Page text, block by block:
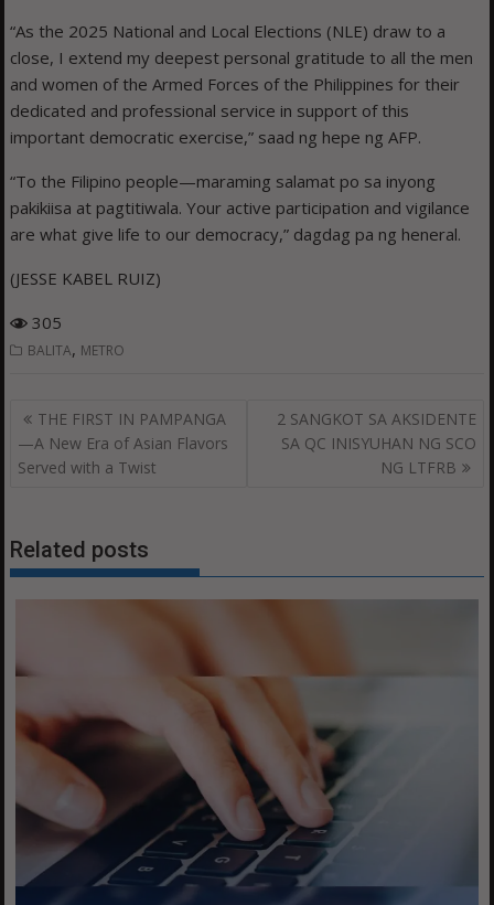
“As the 2025 National and Local Elections (NLE) draw to a
close, I extend my deepest personal gratitude to all the men
and women of the Armed Forces of the Philippines for their
dedicated and professional service in support of this
important democratic exercise,” saad ng hepe ng AFP.
“To the Filipino people—maraming salamat po sa inyong
pakikiisa at pagtitiwala. Your active participation and vigilance
are what give life to our democracy,” dagdag pa ng heneral.
(JESSE KABEL RUIZ)
305
BALITA, METRO
Post
navigation
THE FIRST IN PAMPANGA
—A New Era of Asian Flavors
Served with a Twist
2 SANGKOT SA AKSIDENTE
SA QC INISYUHAN NG SCO
NG LTFRB
Related posts